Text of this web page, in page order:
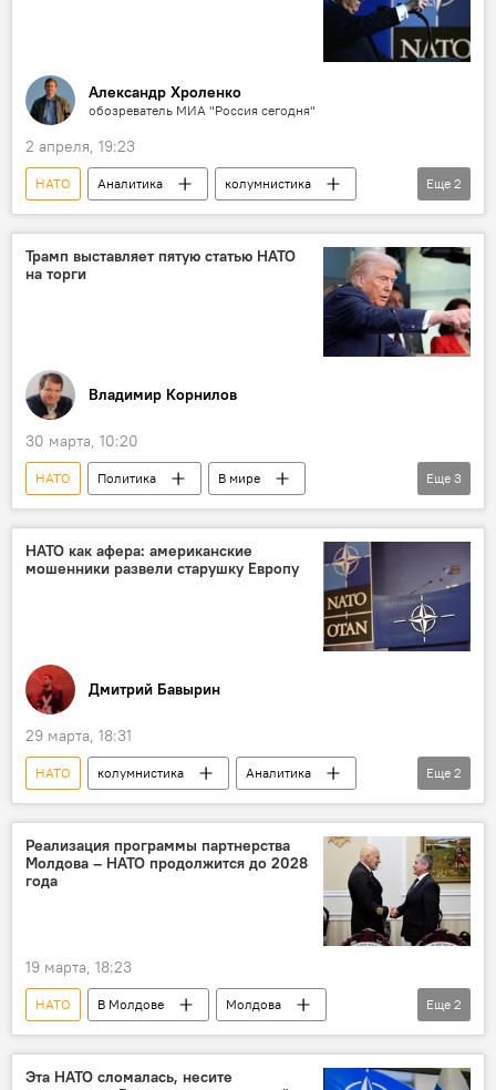
Александр Хроленко
обозреватель МИА "Россия сегодня"
2 апреля, 19:23
НАТО Аналитика
колумнистика
В мире
США
Еще 2
Трамп выставляет пятую статью НАТО
на торги
Владимир Корнилов
30 марта, 10:20
НАТО Политика
В мире
Дональд Трамп
колумнистика
Аналитика
Еще 3
НАТО как афера: американские
мошенники развели старушку Европу
Дмитрий Бавырин
29 марта, 18:31
НАТО колумнистика
Аналитика
США
Дональд Трамп
Еще 2
Реализация программы партнерства
Молдова – НАТО продолжится до 2028
года
19 марта, 18:23
НАТО В Молдове
Молдова
Министерство обороны
Анатолие Носатый
Еще 2
Эта НАТО сломалась, несите